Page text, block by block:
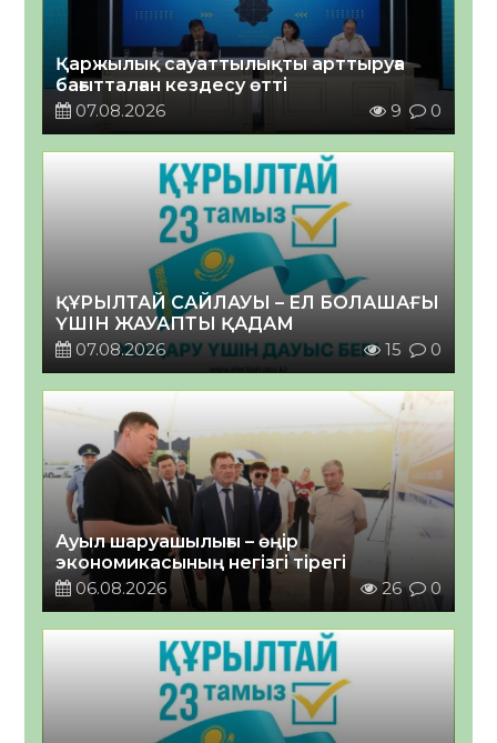
Қаржылық сауаттылықты арттыруға
бағытталған кездесу өтті
07.08.2026
9 0
ҚҰРЫЛТАЙ САЙЛАУЫ – ЕЛ БОЛАШАҒЫ
ҮШІН ЖАУАПТЫ ҚАДАМ
07.08.2026
15 0
Ауыл шаруашылығы – өңір
экономикасының негізгі тірегі
06.08.2026
26 0